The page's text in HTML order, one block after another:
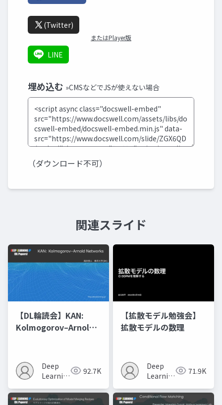
(Twitter)
またはPlayer版
LINE
埋め込む »CMSなどでJSが使えない場合
（ダウンロード不可）
関連スライド
【DL輪読会】KAN:
Kolmogorov–Arnold
Deep
Learning
92.7K
【拡散モデル勉強会】
拡散モデルの数理
Deep
Learning
71.9K